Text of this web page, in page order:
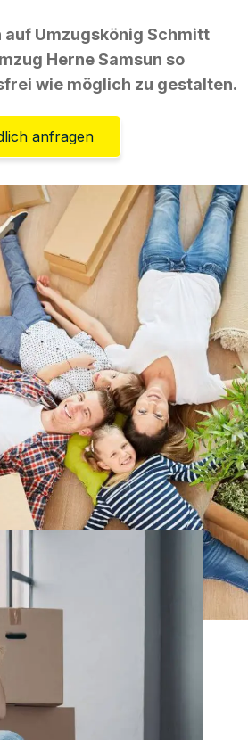
auf Umzugskönig Schmitt
Herne Samsun so
wie möglich zu gestalten.
anfragen